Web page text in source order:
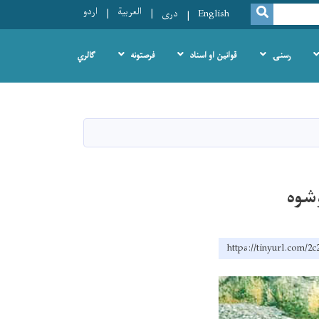
SEARCH
English دری العربية اردو
رسنۍ قوانین او اسناد فرصتونه ګالري
https://tinyurl.com/